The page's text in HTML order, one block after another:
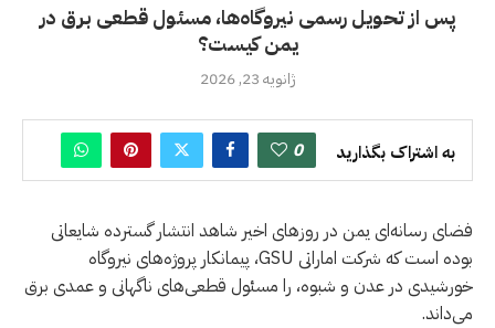
پس از تحویل رسمی نیروگاه‌ها، مسئول قطعی برق در
یمن کیست؟
ژانویه 23, 2026
به اشتراک بگذارید 0
فضای رسانه‌ای یمن در روزهای اخیر شاهد انتشار گسترده شایعاتی
بوده است که شرکت اماراتی GSU، پیمانکار پروژه‌های نیروگاه
خورشیدی در عدن و شبوه، را مسئول قطعی‌های ناگهانی و عمدی برق
می‌داند.